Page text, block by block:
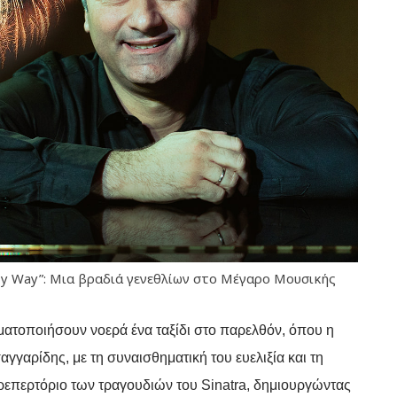
Way”: Μια βραδιά γενεθλίων στο Μέγαρο Μουσικής
νοερά ένα ταξίδι στο παρελθόν, όπου η
με τη συναισθηματική του ευελιξία και τη
των τραγουδιών του Sinatra, δημιουργώντας